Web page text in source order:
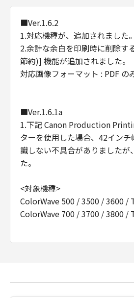
NOTICE:
The Software is a
term is defined at 48 C.F.R.
consisting of "commercial
software" and "commercial
software documentation," as
used in 48 C.F.R. 12.212 (Sept
all U.S. Government End
the Software with only
herein. Manufacturer is
Shimomaruko 3-chome,
8501, Japan.
契約における「本ソフトウエ
のとします。
以上
■Ver.1.6.2
1.対応機種が、追加されました。
2.余計な余白を印刷時に削除す
節約)] 機能が追加されました。
対応画像フォーマット : PDF の
■Ver.1.6.1a
1.下記 Canon Production
ターを使用した場合、42イン
識しない不具合がありましたが
た。
<対象機種>
ColorWave 500 / 3500 / 3600 /
ColorWave 700 / 3700 / 3800 /